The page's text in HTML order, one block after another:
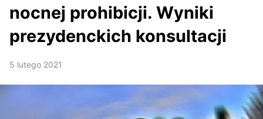
nocnej prohibicji. Wyniki
prezydenckich konsultacji
5 lutego 2021